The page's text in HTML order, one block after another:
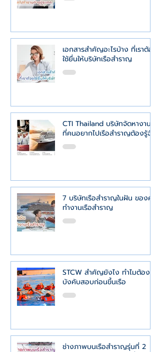
เอกสารสำคัญอะไรบ้าง ที่เราต้อง
ใช้ยื่นให้บริษัทเรือสำราญ
CTI Thailand บริษัทจัดหางาน
ที่คนอยากไปเรือสำราญต้องรู้จัก
7 บริษัทเรือสำราญในฝัน ของคน
ทำงานเรือสำราญ
STCW สำคัญยังไง ทำไมต้อง
บังคับสอบก่อนขึ้นเรือ
ช่างภาพบนเรือสำราญรุ่นที่ 2